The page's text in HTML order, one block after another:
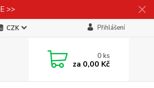
>>
CZK Přihlášení
0ks
za 0,00 Kč